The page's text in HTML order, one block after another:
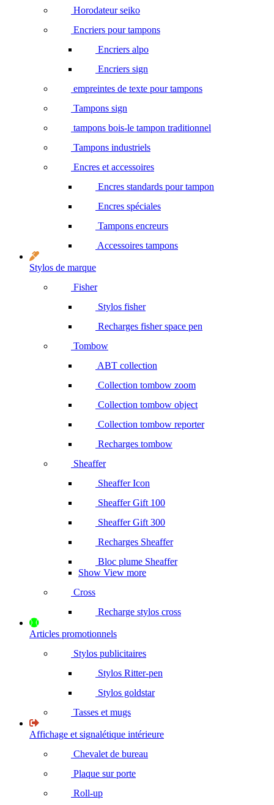
Horodateur seiko
Encriers pour tampons
Encriers alpo
Encriers sign
empreintes de texte pour tampons
Tampons sign
tampons bois-le tampon traditionnel
Tampons industriels
Encres et accessoires
Encres standards pour tampon
Encres spéciales
Tampons encreurs
Accessoires tampons
Stylos de marque
Fisher
Stylos fisher
Recharges fisher space pen
Tombow
ABT collection
Collection tombow zoom
Collection tombow object
Collection tombow reporter
Recharges tombow
Sheaffer
Sheaffer Icon
Sheaffer Gift 100
Sheaffer Gift 300
Recharges Sheaffer
Bloc plume Sheaffer
Show View more
Cross
Recharge stylos cross
Articles promotionnels
Stylos publicitaires
Stylos Ritter-pen
Stylos goldstar
Tasses et mugs
Affichage et signalétique intérieure
Chevalet de bureau
Plaque sur porte
Roll-up